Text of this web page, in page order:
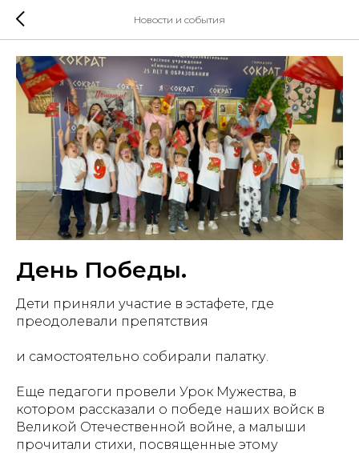
Новости и события
День Победы.
Дети приняли участие в эстафете, где
преодолевали препятствия
и самостоятельно собирали палатку.
Еще педагоги провели Урок Мужества, в
котором рассказали о победе наших войск в
Великой Отечественной войне, а малыши
прочитали стихи, посвященные этому